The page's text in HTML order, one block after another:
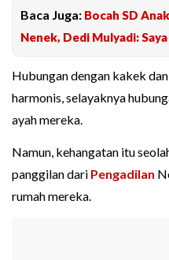
Baca Juga: Bocah SD
Nenek, Dedi Mulyadi:
Hubungan dengan kakek
harmonis, selayaknya
ayah mereka.
Namun, kehangatan itu
panggilan dari Pengadilan
rumah mereka.